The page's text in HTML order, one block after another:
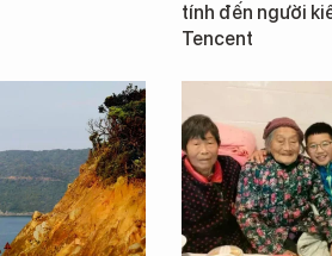
tính đến người
Tencent